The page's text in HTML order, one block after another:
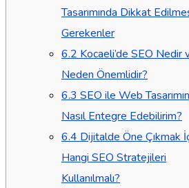
Tasarımında Dikkat
Gerekenler
6.2 Kocaeli’de SEO Nedir
Neden Önemlidir?
6.3 SEO ile Web
Nasıl Entegre Edebilirim?
6.4 Dijitalde Öne Çıkmak
Hangi SEO Stratejileri
Kullanılmalı?